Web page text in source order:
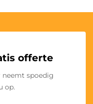
offerte
spoedig
op.